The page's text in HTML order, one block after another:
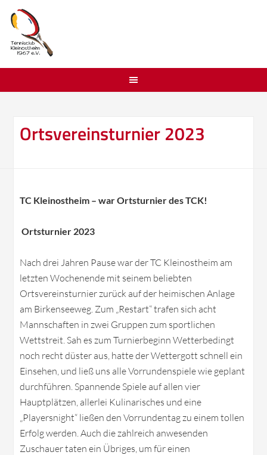
Ortsvereinsturnier 2023
TC Kleinostheim – war Ortsturnier des TCK!
Ortsturnier 2023
Nach drei Jahren Pause war der TC Kleinostheim am
letzten Wochenende mit seinem beliebten
Ortsvereinsturnier zurück auf der heimischen Anlage
am Birkenseeweg. Zum „Restart“ trafen sich acht
Mannschaften in zwei Gruppen zum sportlichen
Wettstreit. Sah es zum Turnierbeginn Wetterbedingt
noch recht düster aus, hatte der Wettergott schnell ein
Einsehen, und ließ uns alle Vorrundenspiele wie geplant
durchführen. Spannende Spiele auf allen vier
Hauptplätzen, allerlei Kulinarisches und eine
„Playersnight“ ließen den Vorrundentag zu einem tollen
Erfolg werden. Auch die zahlreich anwesenden
Zuschauer taten ein Übriges, um für einen